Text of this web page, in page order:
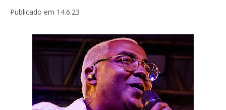
Publicado em 14.6.23